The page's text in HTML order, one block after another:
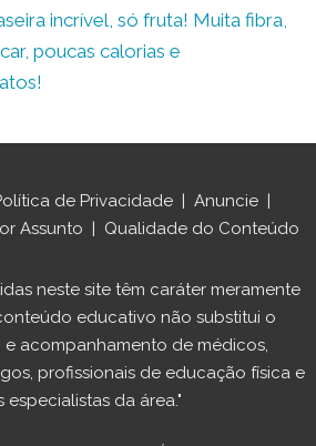
incrível, só fruta! Muita fibra,
poucas calorias e
de Privacidade | Anuncie |
Assunto | Qualidade do Conteúdo
neste site têm caráter meramente
educativo não substitui o
acompanhamento de médicos,
profissionais de educação física e
especialistas da área."